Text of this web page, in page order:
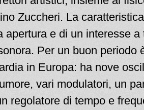
Zuccheri. La
apertura e di un interesse
Per un buon periodo
in Europa: ha nove
vari modulatori, un
regolatore di tempo e